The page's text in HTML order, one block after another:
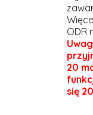
ODR
20
się